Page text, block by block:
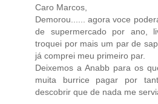
Caro Marcos,
Demorou...... agora voce
de supermercado por ano,
troquei por mais um par de
já comprei meu primeiro par.
Deixemos a Anabb para os
muita burrice pagar por
descobrir que de nada me